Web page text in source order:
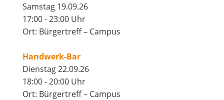
Samstag 19.09.26
17:00 - 23:00 Uhr
Ort: Bürgertreff – Campus
Handwerk-Bar
Dienstag 22.09.26
18:00 - 20:00 Uhr
Ort: Bürgertreff – Campus